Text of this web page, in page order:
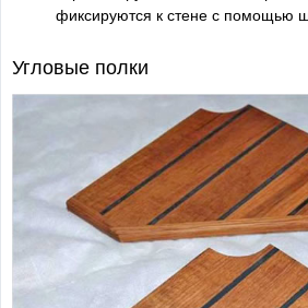
фиксируются к стене с помощью
Угловые полки